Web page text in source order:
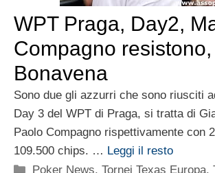
WPT Praga, Day2,
Compagno
Bonavena
Sono due gli azzurri che sono riusciti
Day 3 del WPT di Praga, si tratta di
Paolo Compagno rispettivamente con
109.500 chips. … Leggi il resto
Categorie
Poker News,Tornei Texas Europa,